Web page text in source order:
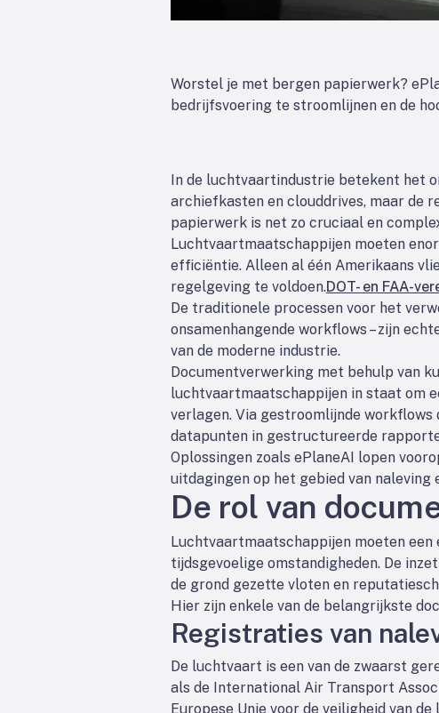
Worstel je met bergen papierwerk?
bedrijfsvoering te stroomlijnen en de
In de luchtvaartindustrie betekent het
archiefkasten en clouddrives, maar de
papierwerk is net zo cruciaal en
Luchtvaartmaatschappijen moeten
efficiëntie. Alleen al één Amerikaans
regelgeving te voldoen.DOT- en FAA-
De traditionele processen voor het
onsamenhangende workflows – zijn
van de moderne industrie.
Documentverwerking met behulp van
luchtvaartmaatschappijen in staat om
verlagen. Via gestroomlijnde
datapunten in gestructureerde
Oplossingen zoals ePlaneAI lopen
uitdagingen op het gebied van
De rol van
Luchtvaartmaatschappijen moeten een
tijdsgevoelige omstandigheden. De
de grond gezette vloten en
Hier zijn enkele van de belangrijkste
Registraties van
De luchtvaart is een van de zwaarst
als de International Air Transport
Europese Unie voor de veiligheid van